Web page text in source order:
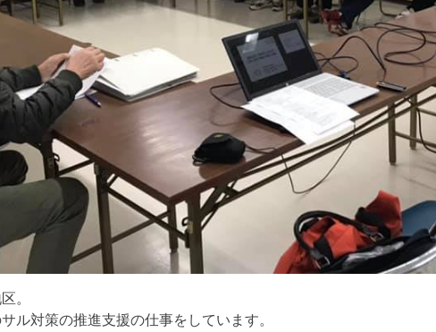
。
ル対策の推進支援の仕事をしています。